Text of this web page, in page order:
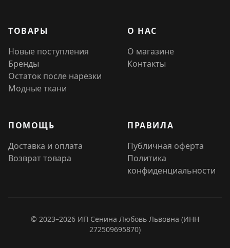
ТОВАРЫ
Новые поступления
Бренды
Остаток после нарезки
Модные ткани
О НАС
О магазине
Контакты
ПОМОЩЬ
Доставка и оплата
Возврат товара
ПРАВИЛА
Публичная оферта
Политика
конфиденциальности
© 2023–2026 ИП Сенина Любовь Львовна (ИНН
272509695870)